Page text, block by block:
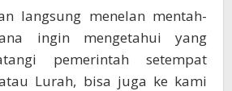
langsung menelan mentah-
ingin mengetahui yang
pemerintah setempat
Lurah, bisa juga ke kami